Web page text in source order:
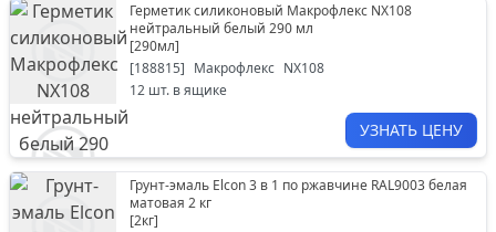
Герметик силиконовый Макрофлекс NХ108
нейтральный белый 290 мл
[290мл]
[188815] Макрофлекс NХ108
12 шт. в ящике
УЗНАТЬ ЦЕНУ
Грунт-эмаль Elcon 3 в 1 по ржавчине RAL9003 белая
матовая 2 кг
[2кг]